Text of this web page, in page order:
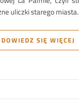
uliczki starego miasta.
DOWIEDZ SIĘ WIĘCEJ